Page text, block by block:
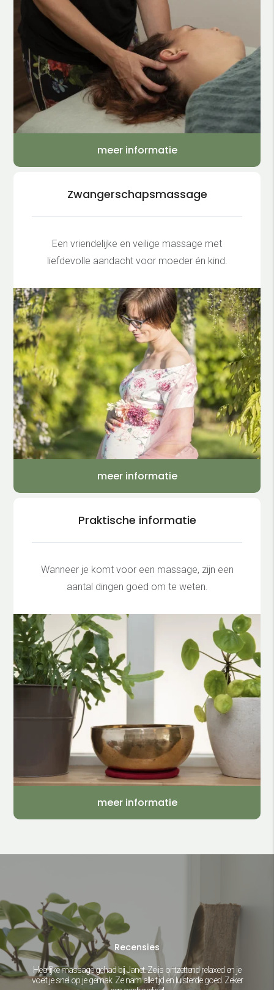
meer informatie
Zwangerschapsmassage
Een vriendelijke en veilige massage met
liefdevolle aandacht voor moeder én kind.
meer informatie
Praktische informatie
Wanneer je komt voor een massage, zijn een
aantal dingen goed om te weten.
meer informatie
Recensies
Heerlijke massage gehad bij Janet. Ze is ontzettend relaxed en je
voelt je snel op je gemak. Ze nam alle tijd en luisterde goed. Zeker